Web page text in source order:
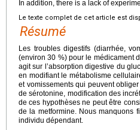
In addition, there is a lack of
Le texte complet de cet article est
Résumé
Les troubles digestifs (diarrhée,
(environ 30 %) pour le médicament
agit sur l’absorption digestive du
en modifiant le métabolisme
et vomissements qui peuvent
de sérotonine, modification des
de ces hypothèses ne peut être
de la metformine. Nous manquons
individu dépendant.